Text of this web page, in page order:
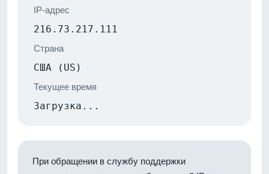
IP-адрес
216.73.217.111
Страна
США (US)
Текущее время
Загрузка...
При обращении в службу поддержки